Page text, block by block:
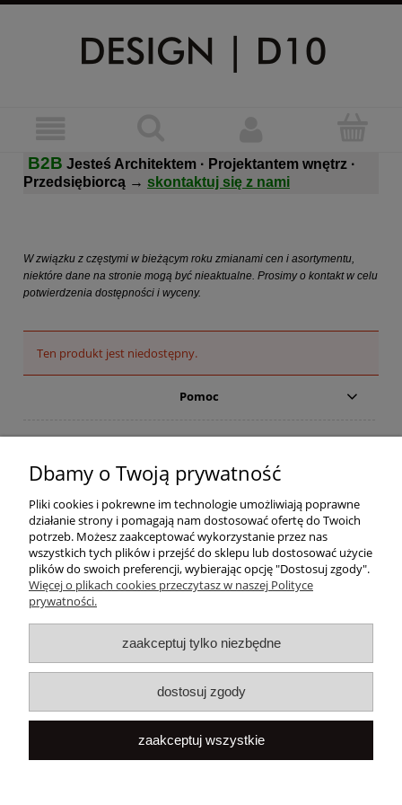
B2B Jesteś Architektem · Projektantem wnętrz ·
Przedsiębiorcą → skontaktuj się z nami
W związku z częstymi w bieżącym roku zmianami cen i asortymentu,
niektóre dane na stronie mogą być nieaktualne. Prosimy o kontakt w celu
potwierdzenia dostępności i wyceny.
Ten produkt jest niedostępny.
Pomoc
Moje konto
Płatności i dostawa
Informacje
O nas
Popularne
Dbamy o Twoją prywatność
Pliki cookies i pokrewne im technologie umożliwiają poprawne
działanie strony i pomagają nam dostosować ofertę do Twoich
potrzeb. Możesz zaakceptować wykorzystanie przez nas
wszystkich tych plików i przejść do sklepu lub dostosować użycie
plików do swoich preferencji, wybierając opcję "Dostosuj zgody".
Więcej o plikach cookies przeczytasz w naszej Polityce
prywatności.
zaakceptuj tylko niezbędne
dostosuj zgody
zaakceptuj wszystkie